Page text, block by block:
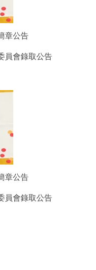
章公告
員會錄取公告
章公告
員會錄取公告